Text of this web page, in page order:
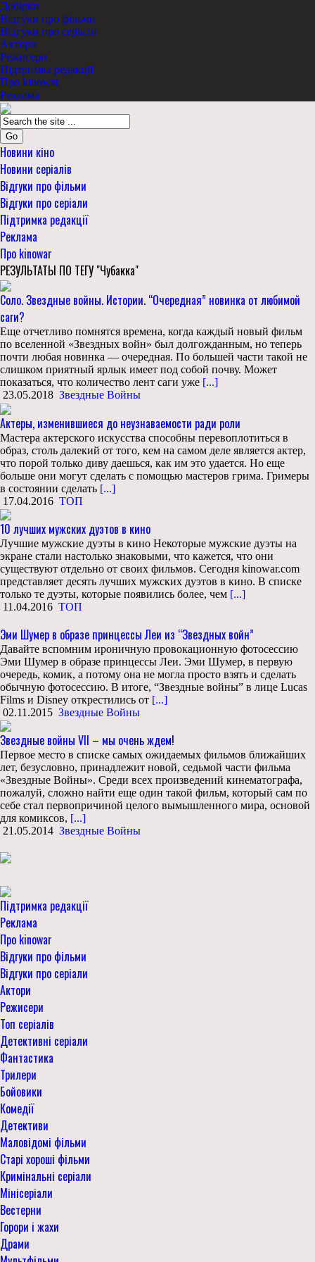
Добірки
Відгуки про фільми
Відгуки про серіали
Актори
Режисери
Підтримка редакції
Про kinowar
Реклама
Go
Новини кіно
Новини серіалів
Відгуки про фільми
Відгуки про серіали
Підтримка редакції
Реклама
Про kinowar
РЕЗУЛЬТАТЫ ПО ТЕГУ "Чубакка"
Соло. Звездные войны. Истории. “Очередная” новинка от любимой
саги?
Еще отчетливо помнятся времена, когда каждый новый фильм
по вселенной «Звездных войн» был долгожданным, но теперь
почти любая новинка — очередная. По большей части такой не
слишком приятный ярлык имеет под собой почву. Может
показаться, что количество лент саги уже [...]
23.05.2018 Звездные Войны
Актеры, изменившиеся до неузнаваемости ради роли
Мастера актерского искусства способны перевоплотиться в
образ, столь далекий от того, кем на самом деле является актер,
что порой только диву даешься, как им это удается. Но еще
больше они могут сделать с помощью мастеров грима. Гримеры
в состоянии сделать [...]
17.04.2016 ТОП
10 лучших мужских дуэтов в кино
Лучшие мужские дуэты в кино Некоторые мужские дуэты на
экране стали настолько знаковыми, что кажется, что они
существуют отдельно от своих фильмов. Сегодня kinowar.com
представляет десять лучших мужских дуэтов в кино. В списке
только те дуэты, которые появились более, чем [...]
11.04.2016 ТОП
Эми Шумер в образе принцессы Леи из “Звездных войн”
Давайте вспомним ироничную провокационную фотосессию
Эми Шумер в образе принцессы Леи. Эми Шумер, в первую
очередь, комик, а потому она не могла просто взять и сделать
обычную фотосессию. В итоге, “Звездные войны” в лице Lucas
Films и Disney открестились от [...]
02.11.2015 Звездные Войны
Звездные войны VII – мы очень ждем!
Первое место в списке самых ожидаемых фильмов ближайших
лет, безусловно, принадлежит новой, седьмой части фильма
«Звездные Войны». Среди всех произведений кинематографа,
пожалуй, сложно найти еще один такой фильм, который сам по
себе стал первопричиной целого вымышленного мира, основой
для комиксов, [...]
21.05.2014 Звездные Войны
Підтримка редакції
Реклама
Про kinowar
Відгуки про фільми
Відгуки про серіали
Актори
Режисери
Топ серіалів
Детективні серіали
Фантастика
Трилери
Бойовики
Комедії
Детективи
Маловідомі фільми
Старі хороші фільми
Кримінальні серіали
Мінісеріали
Вестерни
Горори і жахи
Драми